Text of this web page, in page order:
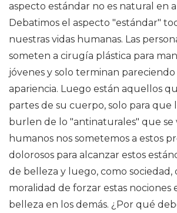
aspecto estándar no es natural en
Debatimos el aspecto "estándar"
nuestras vidas humanas. Las
someten a cirugía plástica para
jóvenes y solo terminan
apariencia. Luego están aquellos
partes de su cuerpo, solo para que
burlen de lo "antinaturales" que se
humanos nos sometemos a estos
dolorosos para alcanzar estos
de belleza y luego, como sociedad,
moralidad de forzar estas nociones
belleza en los demás. ¿Por qué